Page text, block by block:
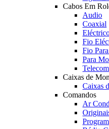
Cabos Em
Audio
Coaxial
Fio
Fio
Para
Caixas de
Caixas
Comandos
Ar